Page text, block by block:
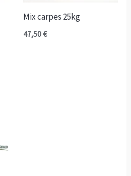
Mix carpes 25kg
47,50€